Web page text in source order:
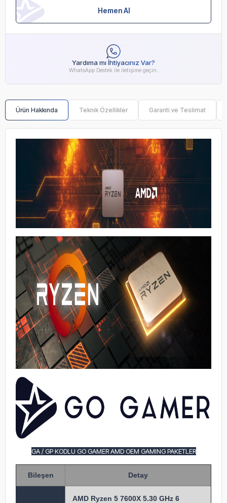
Hemen Al
Yardıma mı İhtiyacınız Var?
WhatsApp Destek ile iletişime geçin.
Ürün Hakkında Teknik Özellikler Garanti ve Teslimat
GA / GP KODLU GO GAMER AMD OEM GAMING PAKETLER
Bileşen Detay
AMD Ryzen 5 7600X 5.30 GHz 6